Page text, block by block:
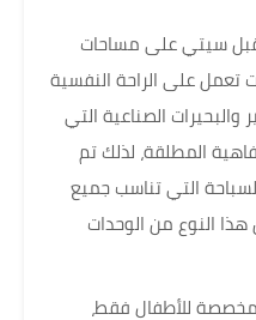
سيتي على مساحات
تعمل على الراحة النفسية
والبحيرات الصناعية التي
المطلقة، لذلك تم
التي تناسب جميع
هذا النوع من الوحدات
للأطفال فقط،